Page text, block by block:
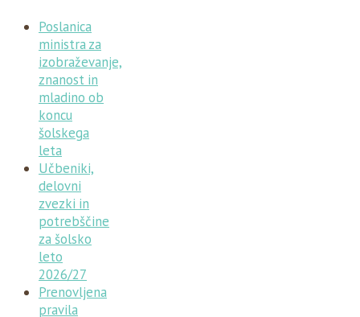
Poslanica
ministra za
izobraževanje,
znanost in
mladino ob
koncu
šolskega
leta
Učbeniki,
delovni
zvezki in
potrebščine
za šolsko
leto
2026/27
Prenovljena
pravila